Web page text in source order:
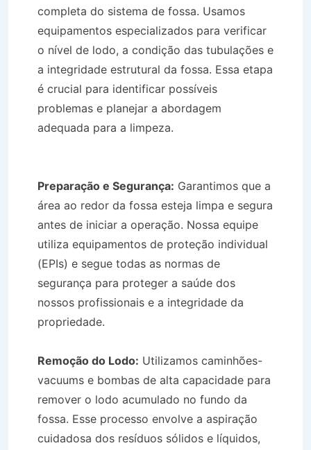
completa do sistema de fossa. Usamos
equipamentos especializados para verificar
o nível de lodo, a condição das tubulações e
a integridade estrutural da fossa. Essa etapa
é crucial para identificar possíveis
problemas e planejar a abordagem
adequada para a limpeza.
Preparação e Segurança: Garantimos que a
área ao redor da fossa esteja limpa e segura
antes de iniciar a operação. Nossa equipe
utiliza equipamentos de proteção individual
(EPIs) e segue todas as normas de
segurança para proteger a saúde dos
nossos profissionais e a integridade da
propriedade.
Remoção do Lodo: Utilizamos caminhões-
vacuums e bombas de alta capacidade para
remover o lodo acumulado no fundo da
fossa. Esse processo envolve a aspiração
cuidadosa dos resíduos sólidos e líquidos,